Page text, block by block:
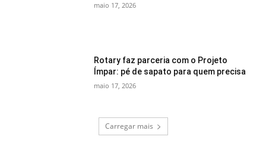
maio 17, 2026
Rotary faz parceria com o Projeto
Ímpar: pé de sapato para quem precisa
maio 17, 2026
Carregar mais